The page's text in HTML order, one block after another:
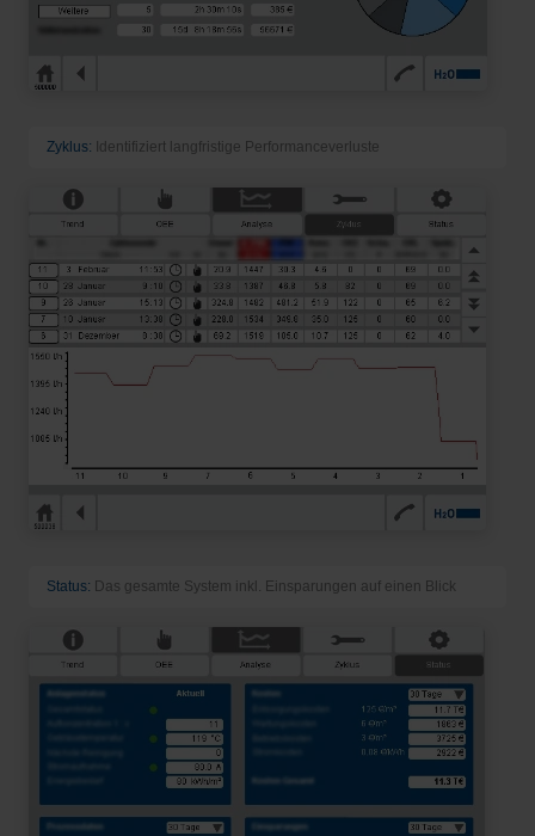
Zyklus: Identifiziert langfristige Performanceverluste
Status: Das gesamte System inkl. Einsparungen auf einen Blick